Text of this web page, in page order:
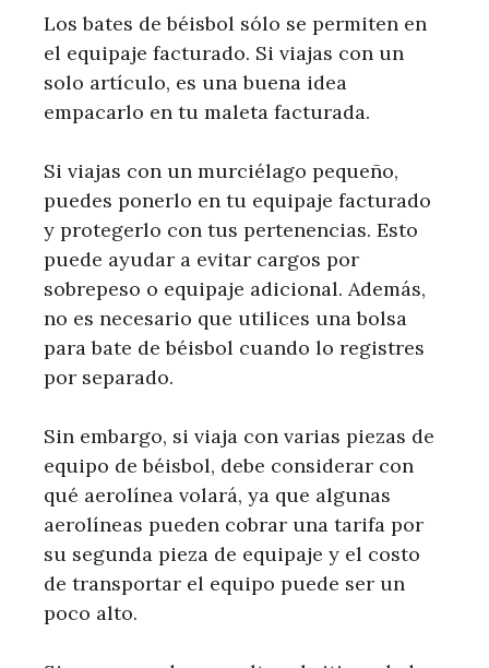
Los bates de béisbol sólo se permiten en
el equipaje facturado. Si viajas con un
solo artículo, es una buena idea
empacarlo en tu maleta facturada.
Si viajas con un murciélago pequeño,
puedes ponerlo en tu equipaje facturado
y protegerlo con tus pertenencias. Esto
puede ayudar a evitar cargos por
sobrepeso o equipaje adicional. Además,
no es necesario que utilices una bolsa
para bate de béisbol cuando lo registres
por separado.
Sin embargo, si viaja con varias piezas de
equipo de béisbol, debe considerar con
qué aerolínea volará, ya que algunas
aerolíneas pueden cobrar una tarifa por
su segunda pieza de equipaje y el costo
de transportar el equipo puede ser un
poco alto.